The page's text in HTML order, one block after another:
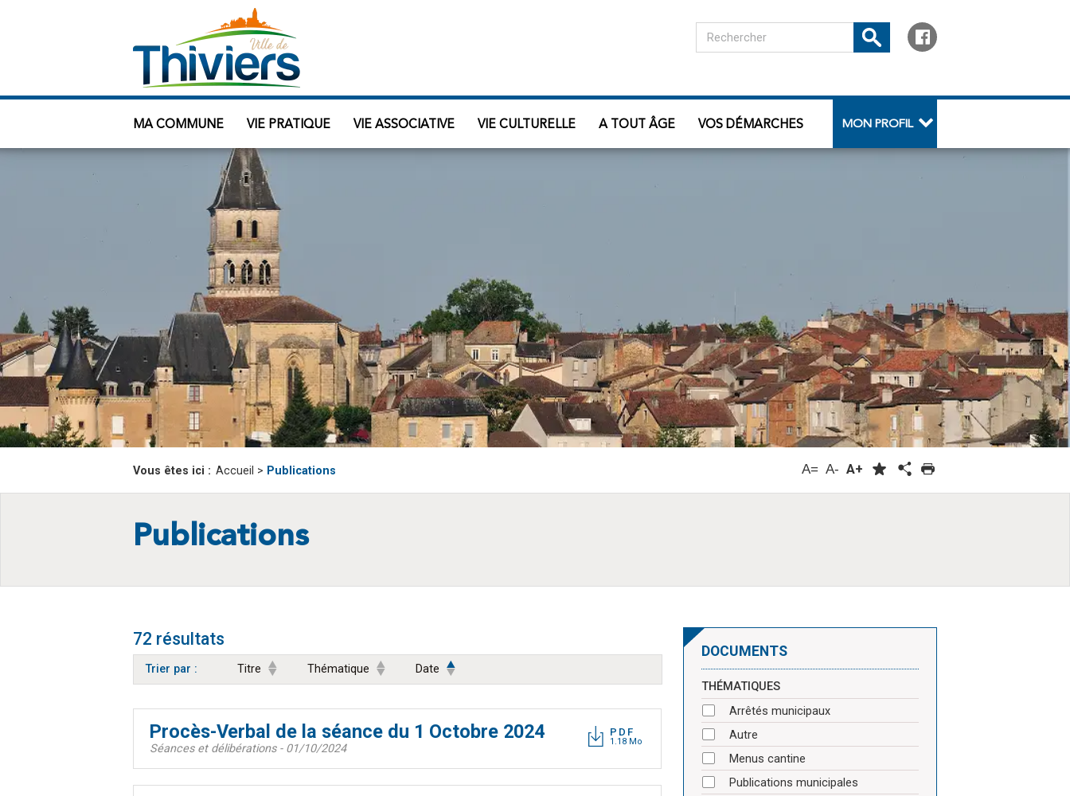
MA COMMUNE VIE PRATIQUE VIE ASSOCIATIVE VIE CULTURELLE A TOUT ÂGE VOS DÉMARCHES MON PROFIL
Vous êtes ici : Accueil > Publications A= A- A+
Publications
72 résultats
Trier par : Titre Thématique Date
Procès-Verbal de la séance du 1 Octobre 2024
Séances et délibérations - 01/10/2024
PDF
1.18 Mo
DOCUMENTS
THÉMATIQUES
Arrêtés municipaux
Autre
Menus cantine
Publications municipales